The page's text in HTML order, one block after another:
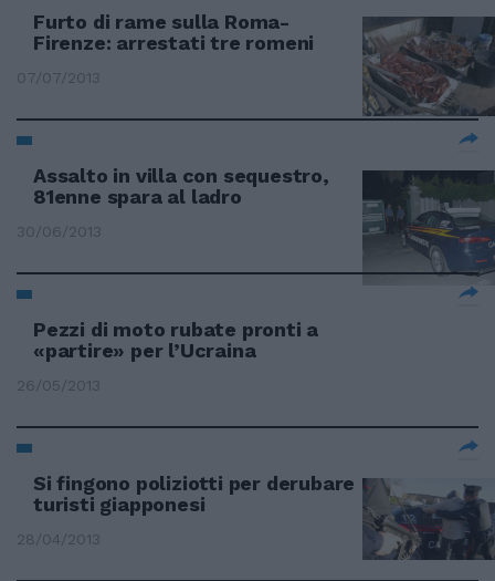
Furto di rame sulla Roma-
Firenze: arrestati tre romeni
07/07/2013
Assalto in villa con sequestro,
81enne spara al ladro
30/06/2013
Pezzi di moto rubate pronti a
«partire» per l’Ucraina
26/05/2013
Si fingono poliziotti per derubare
turisti giapponesi
28/04/2013